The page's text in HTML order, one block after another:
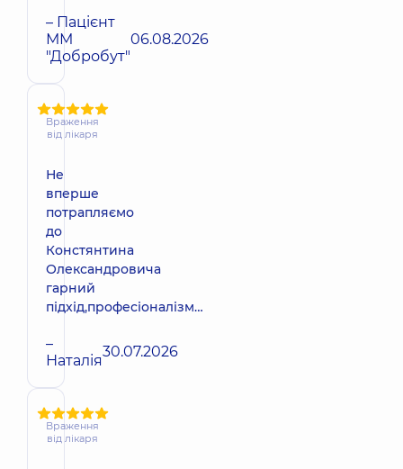
– Пацієнт
ММ
"Добробут"
06.08.2026
Враження
від лікаря
Не
вперше
потрапляємо
до
Констянтина
Олександровича
гарний
підхід,професіоналізм…
–
Наталія30.07.2026
Враження
від лікаря